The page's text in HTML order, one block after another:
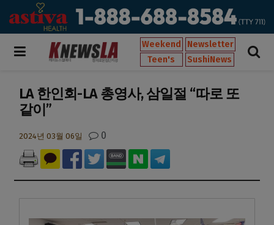
Weekend
Newsletter
Teen's
SushiNews
LA 한인회-LA 총영사, 삼일절 “따로 또
같이”
2024년 03월 06일 0